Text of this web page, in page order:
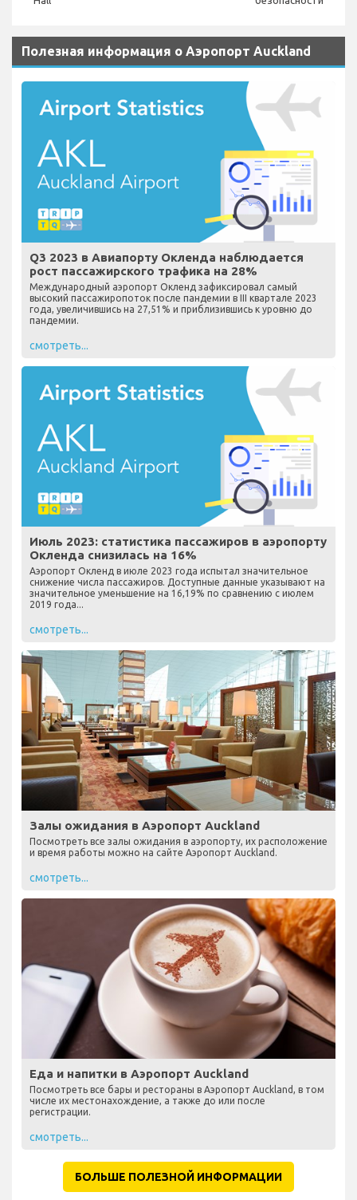
Полезная информация о Аэропорт Auckland
Q3 2023 в Авиапорту Окленда наблюдается
рост пассажирского трафика на 28%
Международный аэропорт Окленд зафиксировал самый
высокий пассажиропоток после пандемии в III квартале 2023
года, увеличившись на 27,51% и приблизившись к уровню до
пандемии.
смотреть...
Июль 2023: статистика пассажиров в аэропорту
Окленда снизилась на 16%
Аэропорт Окленд в июле 2023 года испытал значительное
снижение числа пассажиров. Доступные данные указывают на
значительное уменьшение на 16,19% по сравнению с июлем
2019 года...
смотреть...
Залы ожидания в Аэропорт Auckland
Посмотреть все залы ожидания в аэропорту, их расположение
и время работы можно на сайте Аэропорт Auckland.
смотреть...
Еда и напитки в Аэропорт Auckland
Посмотреть все бары и рестораны в Аэропорт Auckland, в том
числе их местонахождение, а также до или после
регистрации.
смотреть...
БОЛЬШЕ ПОЛЕЗНОЙ ИНФОРМАЦИИ